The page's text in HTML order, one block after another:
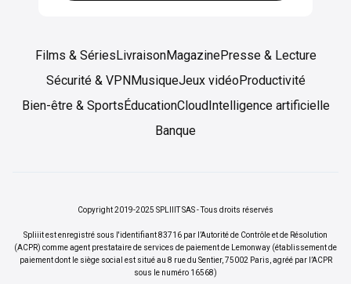
Films & Séries LivraisonMagazinePresse & Lecture
Sécurité & VPN MusiqueJeux vidéoProductivité
Bien-être & Sports ÉducationCloud Intelligence artificielle
Banque
Copyright 2019-2025 SPLIIIT SAS - Tous droits réservés
Spliiit est enregistré sous l'identifiant 83716 par l’Autorité de Contrôle et de Résolution
(ACPR) comme agent prestataire de services de paiement de Lemonway (établissement de
paiement dont le siège social est situé au 8 rue du Sentier, 75002 Paris, agréé par l’ACPR
sous le numéro 16568)